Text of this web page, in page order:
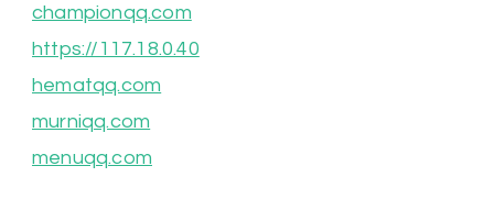
championqq.com
https://117.18.0.40
hematqq.com
murniqq.com
menuqq.com